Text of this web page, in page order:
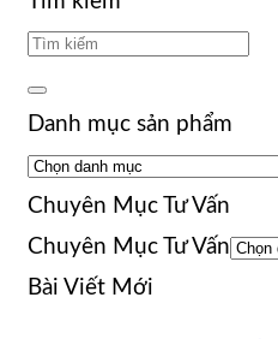
Danh mục sản phẩm
Chuyên Mục Tư Vấn
Chuyên Mục Tư Vấn
Bài Viết Mới